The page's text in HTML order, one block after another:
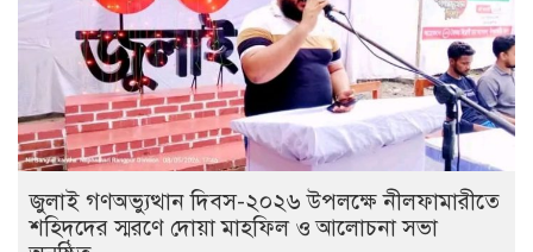
জুলাই গণঅভ্যুত্থান দিবস-২০২৬ উপলক্ষে নীলফামারীতে
শহিদদের স্মরণে দোয়া মাহফিল ও আলোচনা সভা